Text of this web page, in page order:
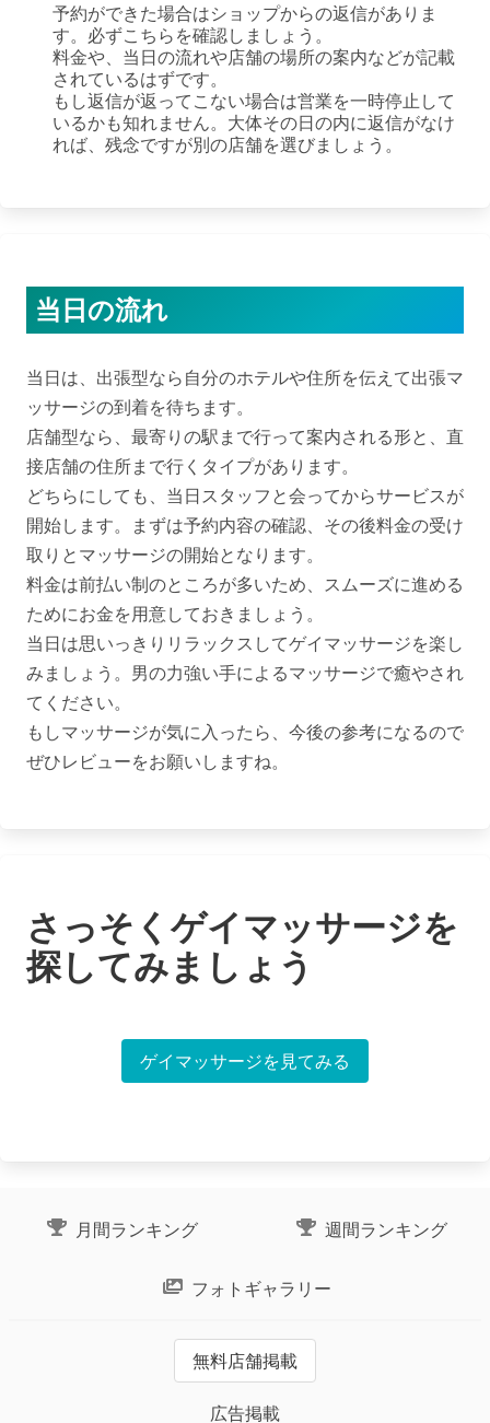
予約ができた場合はショップからの返信がありま
す。必ずこちらを確認しましょう。
料金や、当日の流れや店舗の場所の案内などが記載
されているはずです。
もし返信が返ってこない場合は営業を一時停止して
いるかも知れません。大体その日の内に返信がなけ
当日の流れ
当日は、出張型なら自分のホテルや住所を伝えて出張マ
ッサージの到着を待ちます。
店舗型なら、最寄りの駅まで行って案内される形と、直
接店舗の住所まで行くタイプがあります。
どちらにしても、当日スタッフと会ってからサービスが
開始します。まずは予約内容の確認、その後料金の受け
取りとマッサージの開始となります。
料金は前払い制のところが多いため、スムーズに進める
ためにお金を用意しておきましょう。
当日は思いっきりリラックスしてゲイマッサージを楽し
みましょう。男の力強い手によるマッサージで癒やされ
てください。
もしマッサージが気に入ったら、今後の参考になるので
さっそくゲイマッサージを
探してみましょう
ゲイマッサージを見てみる
月間ランキング 週間ランキング
フォトギャラリー
無料店舗掲載
広告掲載